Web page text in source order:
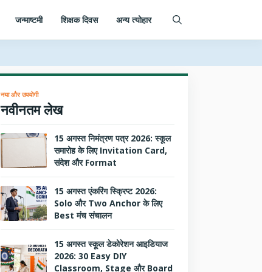
जन्माष्टमी शिक्षक दिवस अन्य त्योहार
नया और उपयोगी
नवीनतम लेख
15 अगस्त निमंत्रण पत्र 2026: स्कूल
समारोह के लिए Invitation Card,
संदेश और Format
15 अगस्त एंकरिंग स्क्रिप्ट 2026:
Solo और Two Anchor के लिए
Best मंच संचालन
15 अगस्त स्कूल डेकोरेशन आइडियाज
2026: 30 Easy DIY
Classroom, Stage और Board